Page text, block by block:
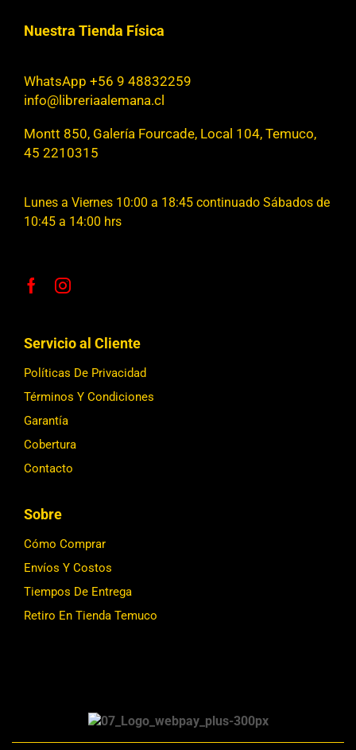
Nuestra Tienda Física
WhatsApp +56 9 48832259
info@libreriaalemana.cl
Montt 850, Galería Fourcade, Local 104, Temuco,
45 2210315
Lunes a Viernes 10:00 a 18:45 continuado Sábados de
10:45 a 14:00 hrs
Servicio al Cliente
Políticas De Privacidad
Términos Y Condiciones
Garantía
Cobertura
Contacto
Sobre
Cómo Comprar
Envíos Y Costos
Tiempos De Entrega
Retiro En Tienda Temuco